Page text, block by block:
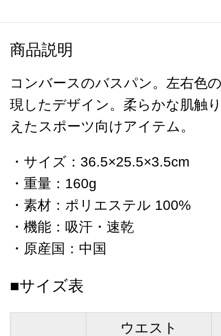
商品説明
コンバースのバスパン。左右色
現したデザイン。柔らかな肌触
えたスポーツ向けアイテム。
サイズ ： 36.5×25.5×3.5cm
重量 ： 160g
素材 ： ポリエステル 100%
機能 ： 吸汗・速乾
原産国 ： 中国
■サイズ表
ウエスト